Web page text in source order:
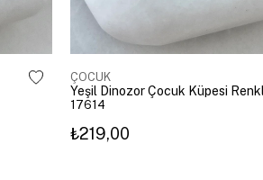
ÇOCUK
Yeşil Dinozor Çocuk Küpesi
17614
₺219,00